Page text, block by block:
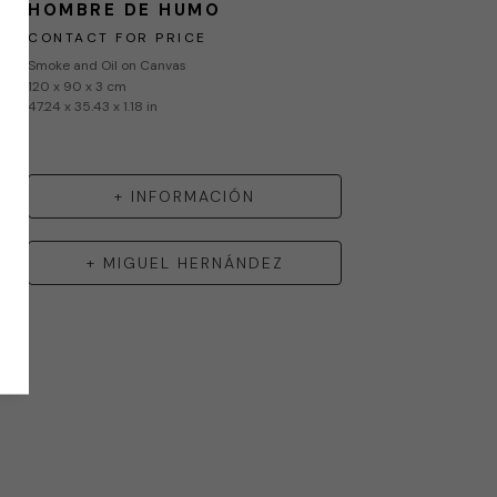
HOMBRE DE HUMO
CONTACT FOR PRICE
Smoke and Oil on Canvas
120 x 90 x 3 cm
47.24 x 35.43 x 1.18 in
+ INFORMACIÓN
+ MIGUEL HERNÁNDEZ